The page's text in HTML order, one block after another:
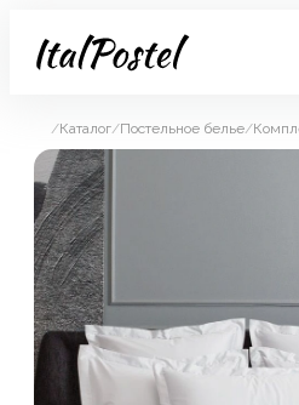
/Каталог/Постельное белье/